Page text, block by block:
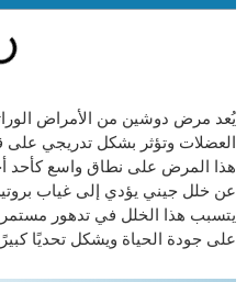
يُعد مرض دوشين من الأمراض
العضلات وتؤثر بشكل تدريجي
هذا المرض على نطاق واسع كأحد
عن خلل جيني يؤدي إلى غياب
يتسبب هذا الخلل في تدهور مستمر
على جودة الحياة ويشكل تحديًا